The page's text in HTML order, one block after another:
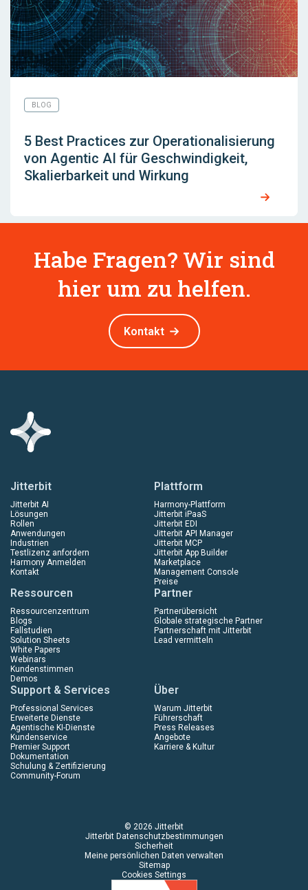
BLOG
5 Best Practices zur Operationalisierung
von Agentic AI für Geschwindigkeit,
Skalierbarkeit und Wirkung
Habe Fragen? Wir sind
hier um zu helfen.
Kontakt
Jitterbit
Jitterbit AI
Lösungen
Rollen
Anwendungen
Industrien
Testlizenz anfordern
Harmony Anmelden
Kontakt
Plattform
Harmony-Plattform
Jitterbit iPaaS
Jitterbit EDI
Jitterbit API Manager
Jitterbit MCP
Jitterbit App Builder
Marketplace
Management Console
Preise
Ressourcen
Ressourcenzentrum
Blogs
Fallstudien
Solution Sheets
White Papers
Webinars
Kundenstimmen
Demos
Partner
Partnerübersicht
Globale strategische Partner
Partnerschaft mit Jitterbit
Lead vermitteln
Support & Services
Professional Services
Erweiterte Dienste
Agentische KI-Dienste
Kundenservice
Premier Support
Dokumentation
Schulung & Zertifizierung
Community-Forum
Über
Warum Jitterbit
Führerschaft
Press Releases
Angebote
Karriere & Kultur
© 2026 Jitterbit
Jitterbit Datenschutzbestimmungen
Sicherheit
Meine persönlichen Daten verwalten
Sitemap
Cookies Settings